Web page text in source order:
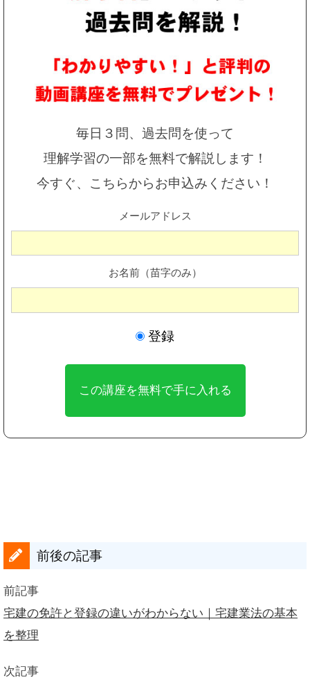
毎日３問、過去問を使って
理解学習の一部を無料で解説します！
今すぐ、こちらからお申込みください！
メールアドレス
お名前（苗字のみ）
登録
前後の記事
前記事
宅建の免許と登録の違いがわからない｜宅建業法の基本
を整理
次記事